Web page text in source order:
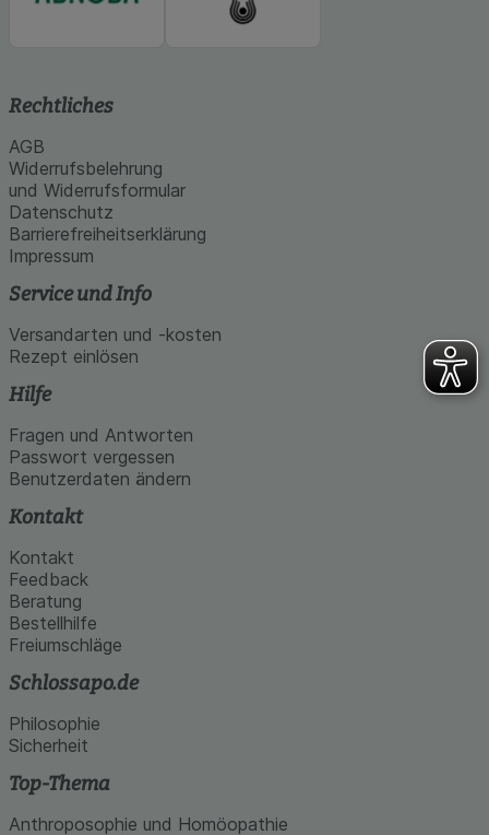
Rechtliches
AGB
Widerrufsbelehrung
und Widerrufsformular
Datenschutz
Barrierefreiheitserklärung
Impressum
Service und Info
Versandarten und -kosten
Rezept einlösen
Hilfe
Fragen und Antworten
Passwort vergessen
Benutzerdaten ändern
Kontakt
Kontakt
Feedback
Beratung
Bestellhilfe
Freiumschläge
Schlossapo.de
Philosophie
Sicherheit
Top-Thema
Anthroposophie und Homöopathie